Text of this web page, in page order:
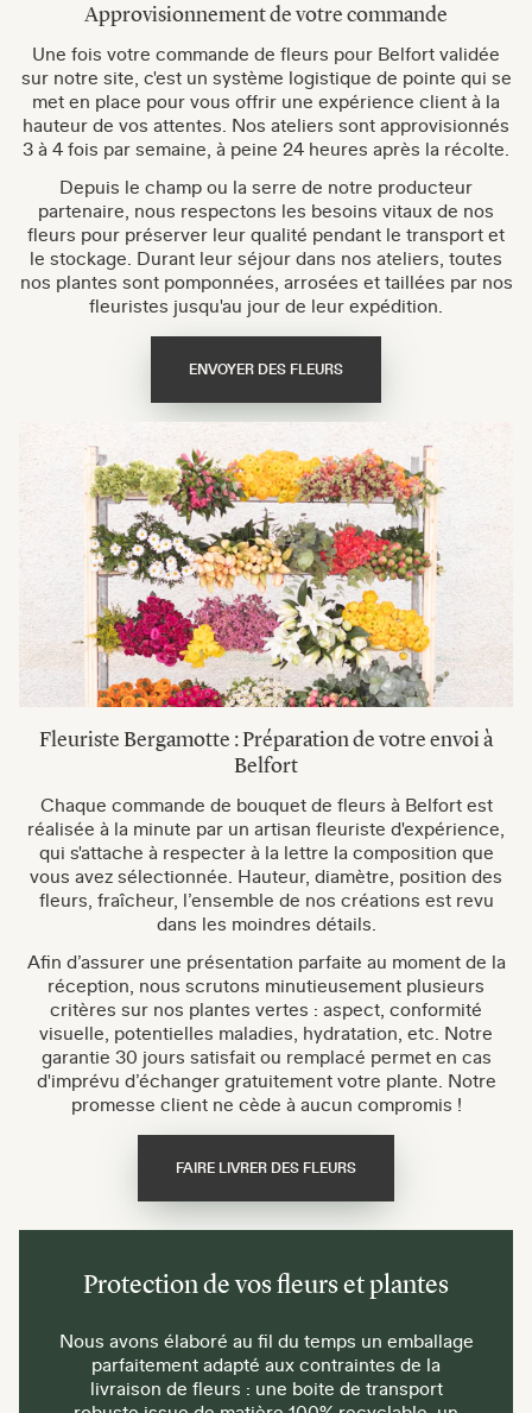
Approvisionnement de votre commande
Une fois votre commande de fleurs pour Belfort validée
sur notre site, c'est un système logistique de pointe qui se
met en place pour vous offrir une expérience client à la
hauteur de vos attentes. Nos ateliers sont approvisionnés
3 à 4 fois par semaine, à peine 24 heures après la récolte.
Depuis le champ ou la serre de notre producteur
partenaire, nous respectons les besoins vitaux de nos
fleurs pour préserver leur qualité pendant le transport et
le stockage. Durant leur séjour dans nos ateliers, toutes
nos plantes sont pomponnées, arrosées et taillées par nos
fleuristes jusqu'au jour de leur expédition.
ENVOYER DES FLEURS
Fleuriste Bergamotte : Préparation de votre envoi à
Belfort
Chaque commande de bouquet de fleurs à Belfort est
réalisée à la minute par un artisan fleuriste d'expérience,
qui s'attache à respecter à la lettre la composition que
vous avez sélectionnée. Hauteur, diamètre, position des
fleurs, fraîcheur, l’ensemble de nos créations est revu
dans les moindres détails.
Afin d’assurer une présentation parfaite au moment de la
réception, nous scrutons minutieusement plusieurs
critères sur nos plantes vertes : aspect, conformité
visuelle, potentielles maladies, hydratation, etc. Notre
garantie 30 jours satisfait ou remplacé permet en cas
d'imprévu d’échanger gratuitement votre plante. Notre
promesse client ne cède à aucun compromis !
FAIRE LIVRER DES FLEURS
Protection de vos fleurs et plantes
Nous avons élaboré au fil du temps un emballage
parfaitement adapté aux contraintes de la
livraison de fleurs : une boite de transport